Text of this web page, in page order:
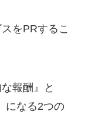
をPRするこ
報酬』と
になる2つの